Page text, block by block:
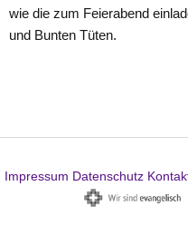
wie die zum Feierabend
und Bunten Tüten.
Impressum Datenschutz